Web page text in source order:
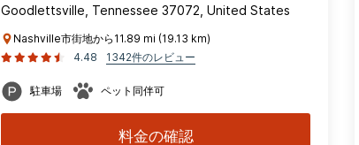
Goodlettsville, Tennessee 37072, United States
Nashville市街地から11.89 mi (19.13 km)
4.48
1342件のレビュー
駐車場 ペット同伴可
料金の確認